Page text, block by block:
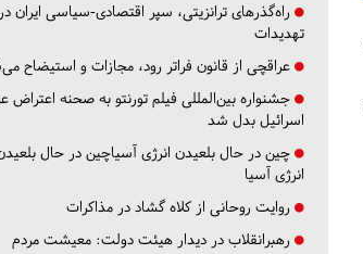
راه‌گذرهای ترانزیتی، سپر اقتصادی-سیاسی ایران در
تهدیدات
عراقچی از قانون فراتر رود، مجازات و استیضاح
جشنواره بین‌المللی فیلم تورنتو به صحنه اعتراض
اسرائیل بدل شد
چین در حال بلعیدن انرژی آسیاچین در حال
انرژی آسیا
روایت روحانی از کلاه گشاد در مذاکرات
رهبرانقلاب در دیدار هیئت دولت: معیشت مردم